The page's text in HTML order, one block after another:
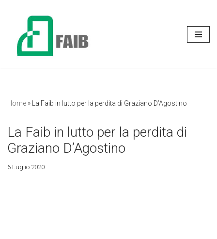
contenuto
Home » La Faib in lutto per la perdita di Graziano D’Agostino
La Faib in lutto per la perdita di
Graziano D’Agostino
6 Luglio 2020